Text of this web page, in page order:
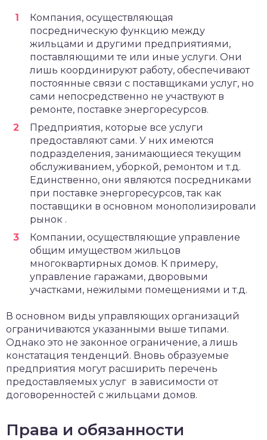
Компания, осуществляющая
посредническую функцию между
жильцами и другими предприятиями,
поставляющими те или иные услуги. Они
лишь координируют работу, обеспечивают
постоянные связи с поставщиками услуг, но
сами непосредственно не участвуют в
ремонте, поставке энергоресурсов.
Предприятия, которые все услуги
предоставляют сами. У них имеются
подразделения, занимающиеся текущим
обслуживанием, уборкой, ремонтом и т.д.
Единственно, они являются посредниками
при поставке энергоресурсов, так как
поставщики в основном монополизировали
рынок .
Компании, осуществляющие управление
общим имуществом жильцов
многоквартирных домов. К примеру,
управление гаражами, дворовыми
участками, нежилыми помещениями и т.д.
В основном виды управляющих организаций
ограничиваются указанными выше типами.
Однако это не законное ограничение, а лишь
констатация тенденций. Вновь образуемые
предприятия могут расширить перечень
предоставляемых услуг в зависимости от
договоренностей с жильцами домов.
Права и обязанности